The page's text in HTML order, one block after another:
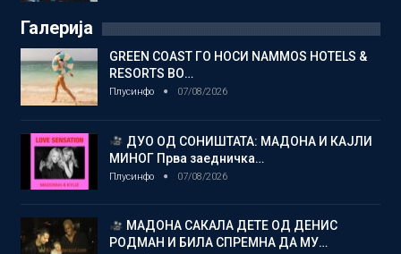
Галерија
GREEN COAST ГО НОСИ NAMMOS HOTELS &
RESORTS ВО…
Плусинфо 07/08/2026
ДУО ОД СОНИШТАТА: МАДОНА И КАЈЛИ
МИНОГ Прва заедничка…
Плусинфо 07/08/2026
МАДОНА САКАЛА ДЕТЕ ОД ДЕНИС
РОДМАН И БИЛА СПРЕМНА ДА МУ…